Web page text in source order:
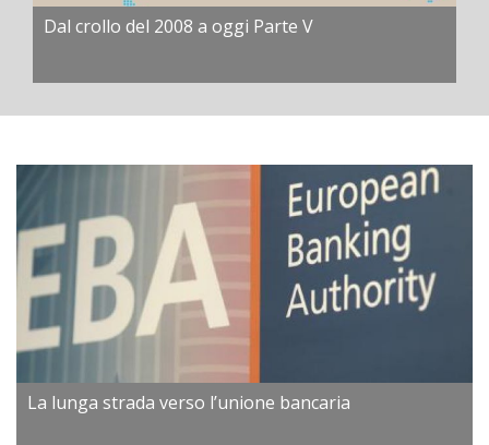
Dal crollo del 2008 a oggi Parte V
La lunga strada verso l’unione bancaria